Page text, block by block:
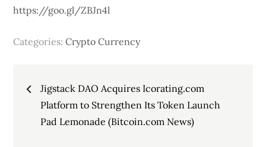
https://goo.gl/ZBJn4l
Categories:Crypto Currency
Post
navigation
Jigstack DAO Acquires Icorating.com
Platform to Strengthen Its Token Launch
Pad Lemonade (Bitcoin.com News)